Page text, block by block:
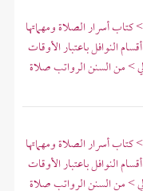
كتاب أسرار الصلاة ومهماتها
النوافل باعتبار الأوقات
> من السنن الرواتب صلاة
كتاب أسرار الصلاة ومهماتها
النوافل باعتبار الأوقات
> من السنن الرواتب صلاة